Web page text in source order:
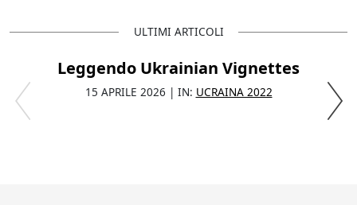
ULTIMI ARTICOLI
Leggendo Ukrainian Vignettes
15 APRILE 2026 | IN: UCRAINA 2022